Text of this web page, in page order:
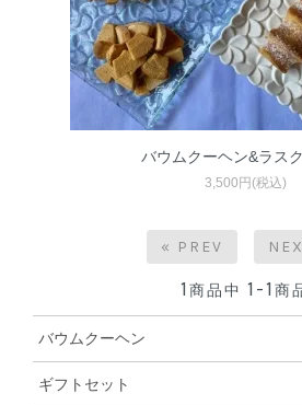
バウムクーヘン&ラス
3,500円(税込)
« PREV
1 商品中 1-1 商
バウムクーヘン
ギフトセット